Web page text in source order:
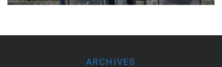
ARCHIVES